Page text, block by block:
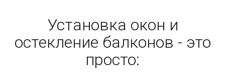
Установка окон и
остекление балконов - это
просто: